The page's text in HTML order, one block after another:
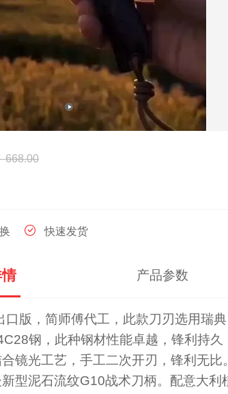
668.00
快速发货
产品参数
口版，简师傅代工，此款刀刃选用瑞典
钢，此种钢材性能卓越，锋利持久
镜光工艺，手工二次开刃，锋利无比。
型泥石流纹G10战术刀柄。配意大利